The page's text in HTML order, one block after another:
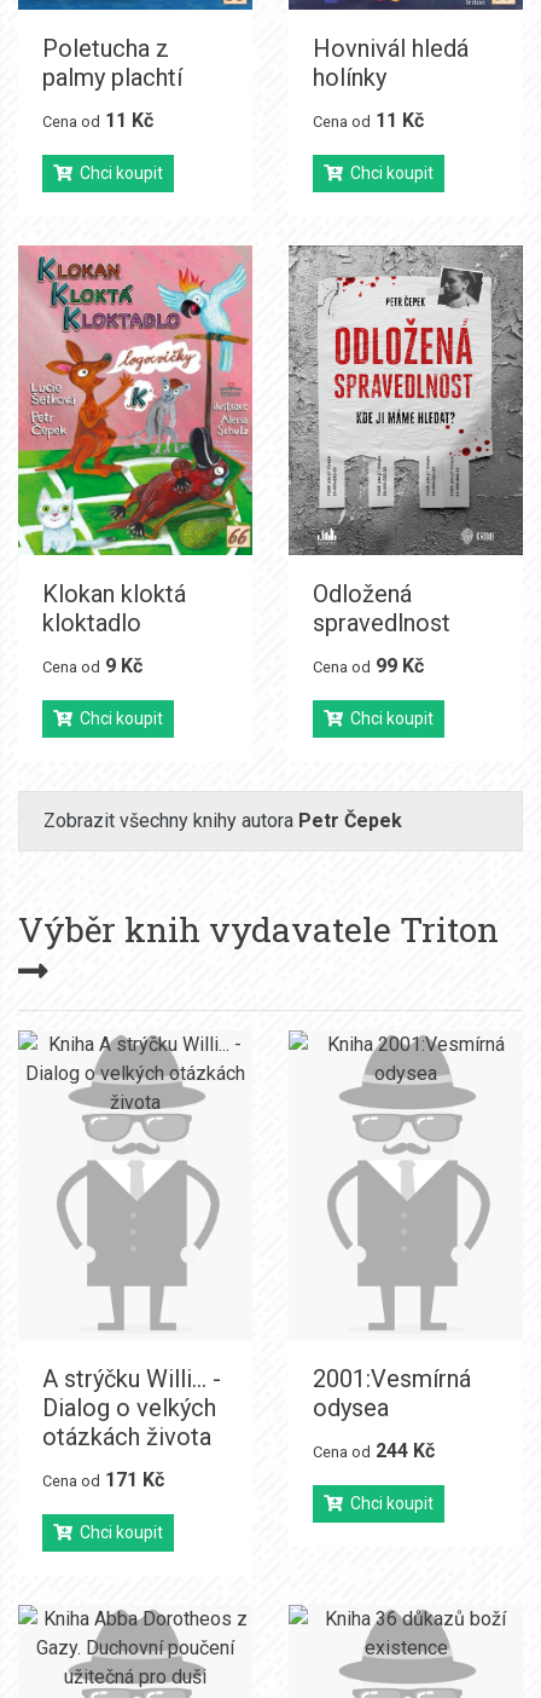
Poletucha z
palmy plachtí
Cena od 11 Kč
Chci koupit
Hovnivál hledá
holínky
Cena od 11 Kč
Chci koupit
Klokan kloktá
kloktadlo
Cena od 9 Kč
Chci koupit
Odložená
spravedlnost
Cena od 99 Kč
Chci koupit
Zobrazit všechny knihy autora Petr Čepek
Výběr knih vydavatele Triton
A strýčku Willi... -
Dialog o velkých
otázkách života
Cena od 171 Kč
Chci koupit
2001:Vesmírná
odysea
Cena od 244 Kč
Chci koupit